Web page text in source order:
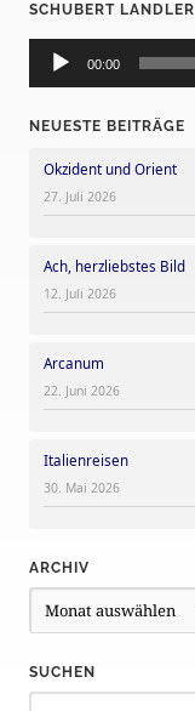
SCHUBERT LANDLER
Audio-
Player
00:00
NEUESTE BEITRÄGE
Okzident und Orient
27. Juli 2026
Ach, herzliebstes Bild
12. Juli 2026
Arcanum
22. Juni 2026
Italienreisen
30. Mai 2026
ARCHIV
r
h
SUCHEN